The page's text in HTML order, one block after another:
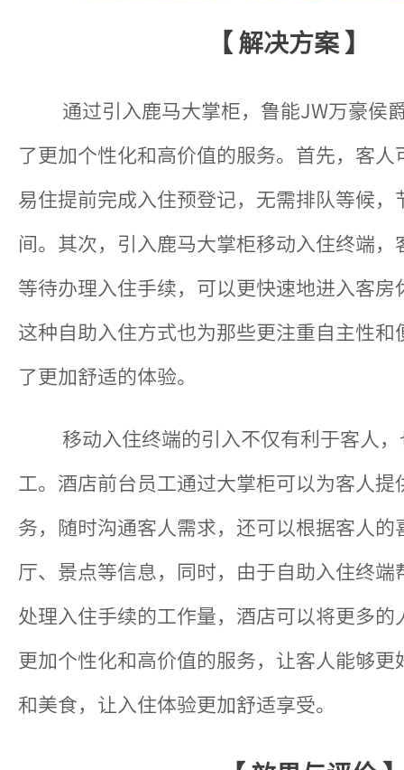
【 解决方案 】
通过引入鹿马大掌柜，鲁能JW万豪侯
了更加个性化和高价值的服务。首先，客人
易住提前完成入住预登记，无需排队等候，
间。其次，引入鹿马大掌柜移动入住终端，
等待办理入住手续，可以更快速地进入客房
这种自助入住方式也为那些更注重自主性和
了更加舒适的体验。
移动入住终端的引入不仅有利于客人
工。酒店前台员工通过大掌柜可以为客人提
务，随时沟通客人需求，还可以根据客人的
厅、景点等信息，同时，由于自助入住终端
处理入住手续的工作量，酒店可以将更多的
更加个性化和高价值的服务，让客人能够更
和美食，让入住体验更加舒适享受。